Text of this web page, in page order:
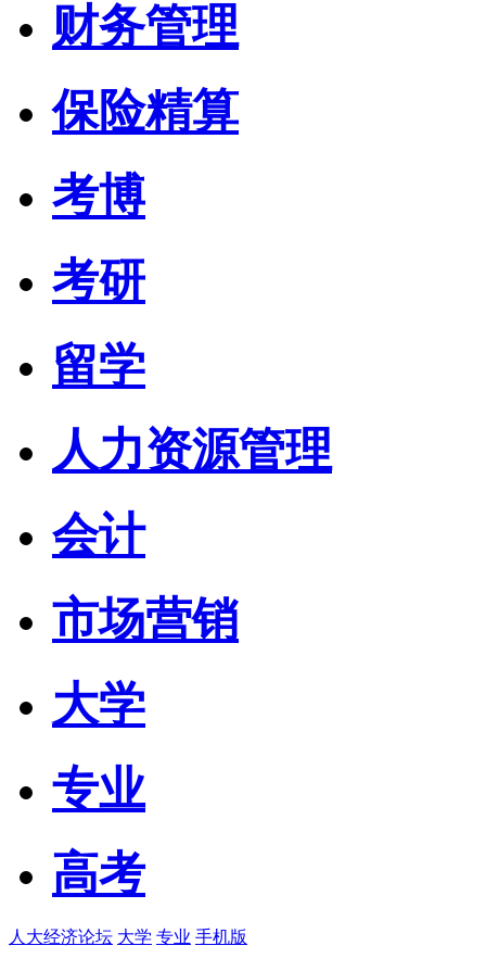
财务管理
保险精算
考博
考研
留学
人力资源管理
会计
市场营销
大学
专业
高考
人大经济论坛 大学 专业 手机版